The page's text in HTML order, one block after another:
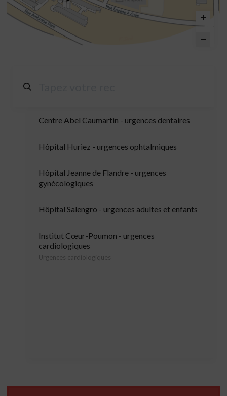
Centre Abel Caumartin - urgences dentaires
Hôpital Huriez - urgences ophtalmiques
Hôpital Jeanne de Flandre - urgences
gynécologiques
Hôpital Salengro - urgences adultes et enfants
Institut Cœur-Poumon - urgences
cardiologiques
Urgences cardiologiques